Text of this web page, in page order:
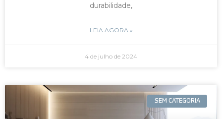
durabilidade,
LEIA AGORA »
4 de julho de 2024
SEM CATEGORIA